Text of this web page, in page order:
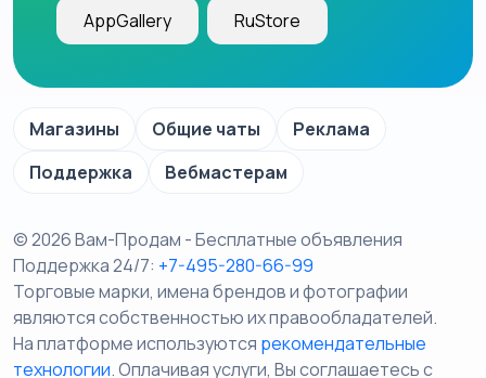
AppGallery RuStore
Магазины Общие чаты
Реклама
Поддержка
Вебмастерам
© 2026 Вам-Продам - Бесплатные объявления
Поддержка 24/7: +7-495-280-66-99
Торговые марки, имена брендов и фотографии
являются собственностью их правообладателей.
На платформе используются рекомендательные
технологии. Оплачивая услуги, Вы соглашаетесь c